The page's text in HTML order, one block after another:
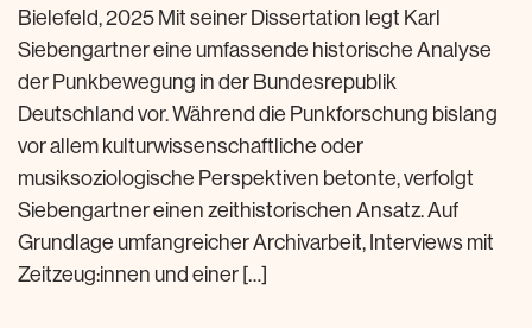
Bielefeld, 2025 Mit seiner Dissertation legt Karl
Siebengartner eine umfassende historische Analyse
der Punkbewegung in der Bundesrepublik
Deutschland vor. Während die Punkforschung bislang
vor allem kulturwissenschaftliche oder
musiksoziologische Perspektiven betonte, verfolgt
Siebengartner einen zeithistorischen Ansatz. Auf
Grundlage umfangreicher Archivarbeit, Interviews mit
Zeitzeug:innen und einer […]